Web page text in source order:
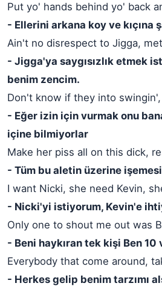
Put yo' hands behind yo' back
- Ellerini arkana koy ve
Ain't no disrespect to Jigga,
- Jigga'ya saygısızlık etmek
benim zencim.
Don't know if they into
- Eğer izin için vurmak onu
içine bilmiyorlar
Make her piss all on this dick,
- Tüm bu aletin üzerine
I want Nicki, she need Kevin,
- Nicki'yi istiyorum, Kevin'e
Only one to shout me out was
- Beni haykıran tek kişi Ben
Everybody that come around,
- Herkes gelip benim tarzımı